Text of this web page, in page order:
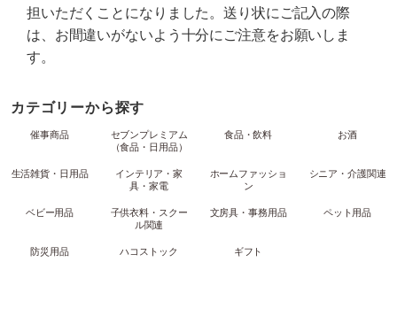
担いただくことになりました。送り状にご記入の際
は、お間違いがないよう十分にご注意をお願いしま
す。
カテゴリーから探す
催事商品
セブンプレミアム
（食品・日用品）
食品・飲料 お酒
生活雑貨・日用品
インテリア・家
具・家電
ホームファッショ
ン
シニア・介護関連
ベビー用品
子供衣料・スクー
ル関連
文房具・事務用品 ペット用品
防災用品 ハコストック ギフト